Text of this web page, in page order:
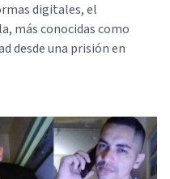
digitales, el
más conocidas como
desde una prisión en